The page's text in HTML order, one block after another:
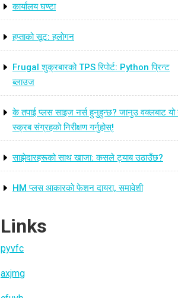
कार्यालय घण्टा
हप्ताको सूट: हलोगन
Frugal शुक्रबारको TPS रिपोर्ट: Python प्रिन्ट
ब्लाउज
के तपाई प्लस साइज नर्स हुनुहुन्छ? जानुउ वक्लबाट यो
स्क्रब संग्रहको निरीक्षण गर्नुहोस्!
साझेदारहरूको साथ खाजा: कसले ट्याब उठाउँछ?
HM प्लस आकारको फेशन दायरा, समावेशी
Links
pyvfc
axjmg